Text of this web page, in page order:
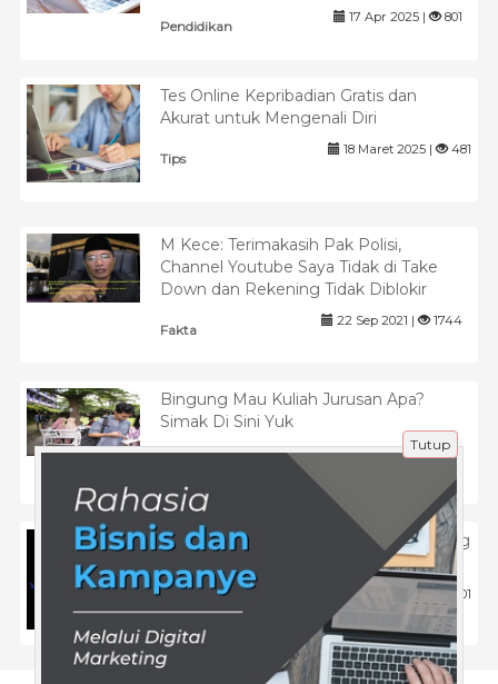
Pendidikan
17 Apr 2025 | 801
Tes Online Kepribadian Gratis dan
Akurat untuk Mengenali Diri
Tips
18 Maret 2025 | 481
M Kece: Terimakasih Pak Polisi,
Channel Youtube Saya Tidak di Take
Down dan Rekening Tidak Diblokir
Fakta
22 Sep 2021 | 1744
Bingung Mau Kuliah Jurusan Apa?
Simak Di Sini Yuk
29 Apr 2021 | 2535
Strategi Membuat Grup Facebook yang
Interaktif dan Tumbuh Cepat
15 Apr 2025 | 1001
Tutup